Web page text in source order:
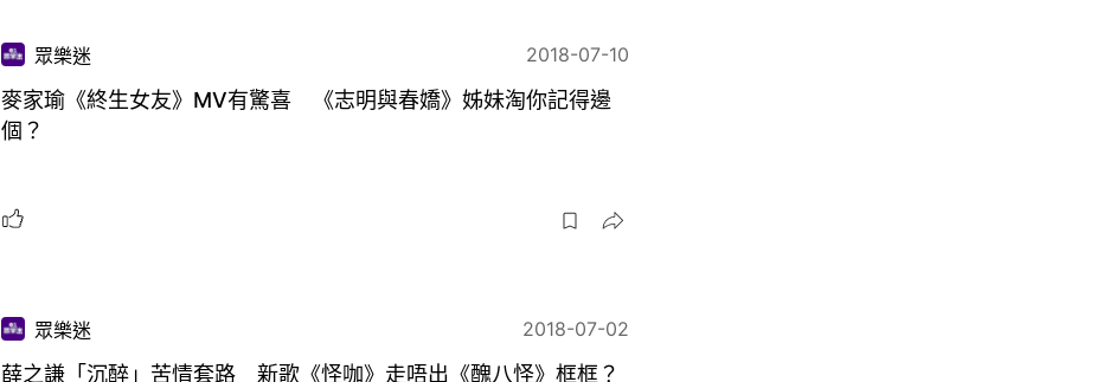
眾樂迷 2018-07-10
麥家瑜《終生女友》MV有驚喜 《志明與春嬌》姊妹淘你記得邊
個？
眾樂迷 2018-07-02
薛之謙「沉醉」苦情套路 新歌《怪咖》走唔出《醜八怪》框框？